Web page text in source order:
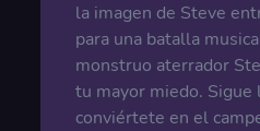
la imagen de Steve
para una batalla
monstruo aterrador
tu mayor miedo. Sigue
conviértete en el